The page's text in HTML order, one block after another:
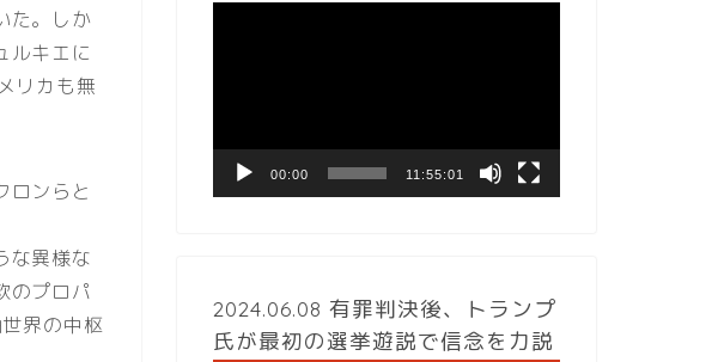
た。しか
ルキエに
リカも無
ロンらと
な異様な
のプロパ
界の中枢
ヤ
00:00 11:55:01
2024.06.08 有罪判決後、トランプ
氏が最初の選挙遊説で信念を力説